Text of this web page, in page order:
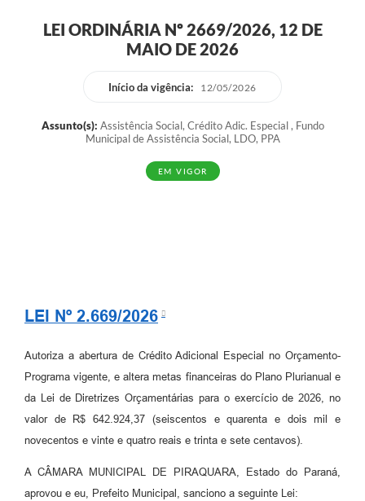
LEI ORDINÁRIA Nº 2669/2026, 12 DE
MAIO DE 2026
Início da vigência: 12/05/2026
Assunto(s): Assistência Social, Crédito Adic. Especial , Fundo
Municipal de Assistência Social, LDO, PPA
EM VIGOR
LEI Nº 2.669/2026
Autoriza a abertura de Crédito Adicional Especial no Orçamento-
Programa vigente, e altera metas financeiras do Plano Plurianual e
da Lei de Diretrizes Orçamentárias para o exercício de 2026, no
valor de R$ 642.924,37 (seiscentos e quarenta e dois mil e
novecentos e vinte e quatro reais e trinta e sete centavos).
A CÂMARA MUNICIPAL DE PIRAQUARA, Estado do Paraná,
aprovou e eu, Prefeito Municipal, sanciono a seguinte Lei: